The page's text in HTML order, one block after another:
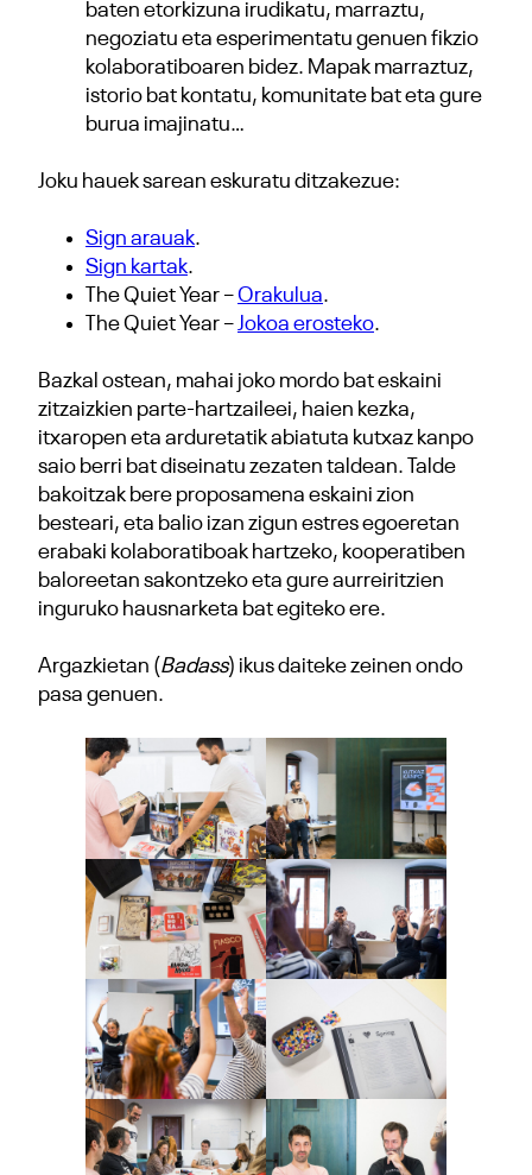
baten etorkizuna irudikatu, marraztu,
negoziatu eta esperimentatu genuen fikzio
kolaboratiboaren bidez. Mapak marraztuz,
istorio bat kontatu, komunitate bat eta gure
burua imajinatu…
Joku hauek sarean eskuratu ditzakezue:
Sign arauak.
Sign kartak.
The Quiet Year –Orakulua.
The Quiet Year –Jokoa erosteko.
Bazkal ostean, mahai joko mordo bat eskaini
zitzaizkien parte-hartzaileei, haien kezka,
itxaropen eta arduretatik abiatuta kutxaz kanpo
saio berri bat diseinatu zezaten taldean. Talde
bakoitzak bere proposamena eskaini zion
besteari, eta balio izan zigun estres egoeretan
erabaki kolaboratiboak hartzeko, kooperatiben
baloreetan sakontzeko eta gure aurreiritzien
inguruko hausnarketa bat egiteko ere.
Argazkietan (Badass) ikus daiteke zeinen ondo
pasa genuen.